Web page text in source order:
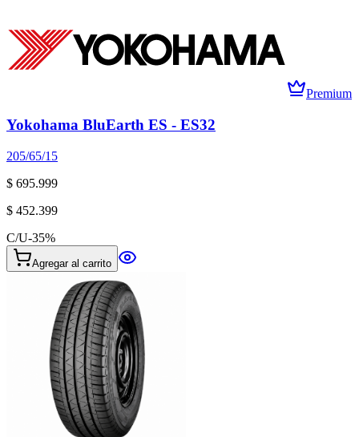
Premium
Yokohama BluEarth ES - ES32
205/65/15
$ 695.999
$ 452.399
C/U-35%
Agregar al carrito